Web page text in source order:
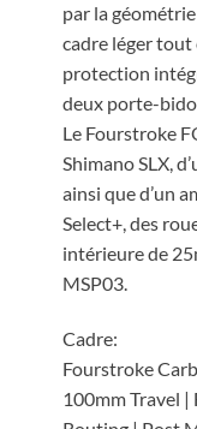
par la
cadre léger tout
protection
deux porte-
Le Fourstroke
Shimano SLX,
ainsi que d’un
Select+, des
intérieure de
MSP03.
Cadre:
Fourstroke
100mm Travel